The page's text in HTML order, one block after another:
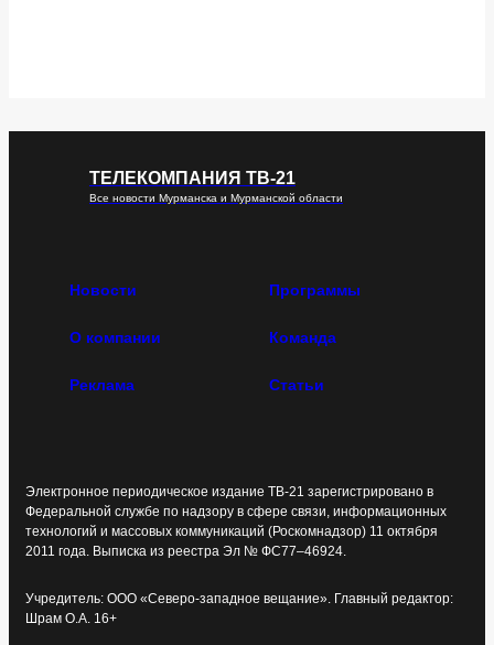
ТЕЛЕКОМПАНИЯ ТВ-21
Все новости Мурманска и Мурманской области
Новости Программы
О компании Команда
Реклама Статьи
Электронное периодическое издание ТВ-21 зарегистрировано в
Федеральной службе по надзору в сфере связи, информационных
технологий и массовых коммуникаций (Роскомнадзор) 11 октября
2011 года. Выписка из реестра Эл № ФС77–46924.
Учредитель: ООО «Северо-западное вещание». Главный редактор:
Шрам О.А. 16+